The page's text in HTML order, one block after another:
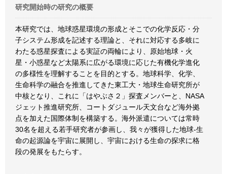
研究開始時の研究の概要
本研究では、地球惑星環境の形成とそこでの化学反応・分
子システム形成を記述する理論と、それに対応する多岐に
わたる惑星探査による実証の両輪により、原始地球・火
星・小惑星など太陽系に広がる環境に応じた有機化学進化
の多様性を理解することを目的とする。地球科学、化学、
生命科学の融合を推進してきた東工大・地球生命研究所が
中核となり、これに「はやぶさ２」探査メンバーと、NASA
ジェット推進研究所、コートダジュール天文台など海外拠
点を加えた国際体制を構築する。海外派遣については常時
30名を超える若手研究者が参画し、我々が獲得した地球-生
命の起源論を宇宙に展開し、宇宙における生命の探求に格
段の発展をもたらす。